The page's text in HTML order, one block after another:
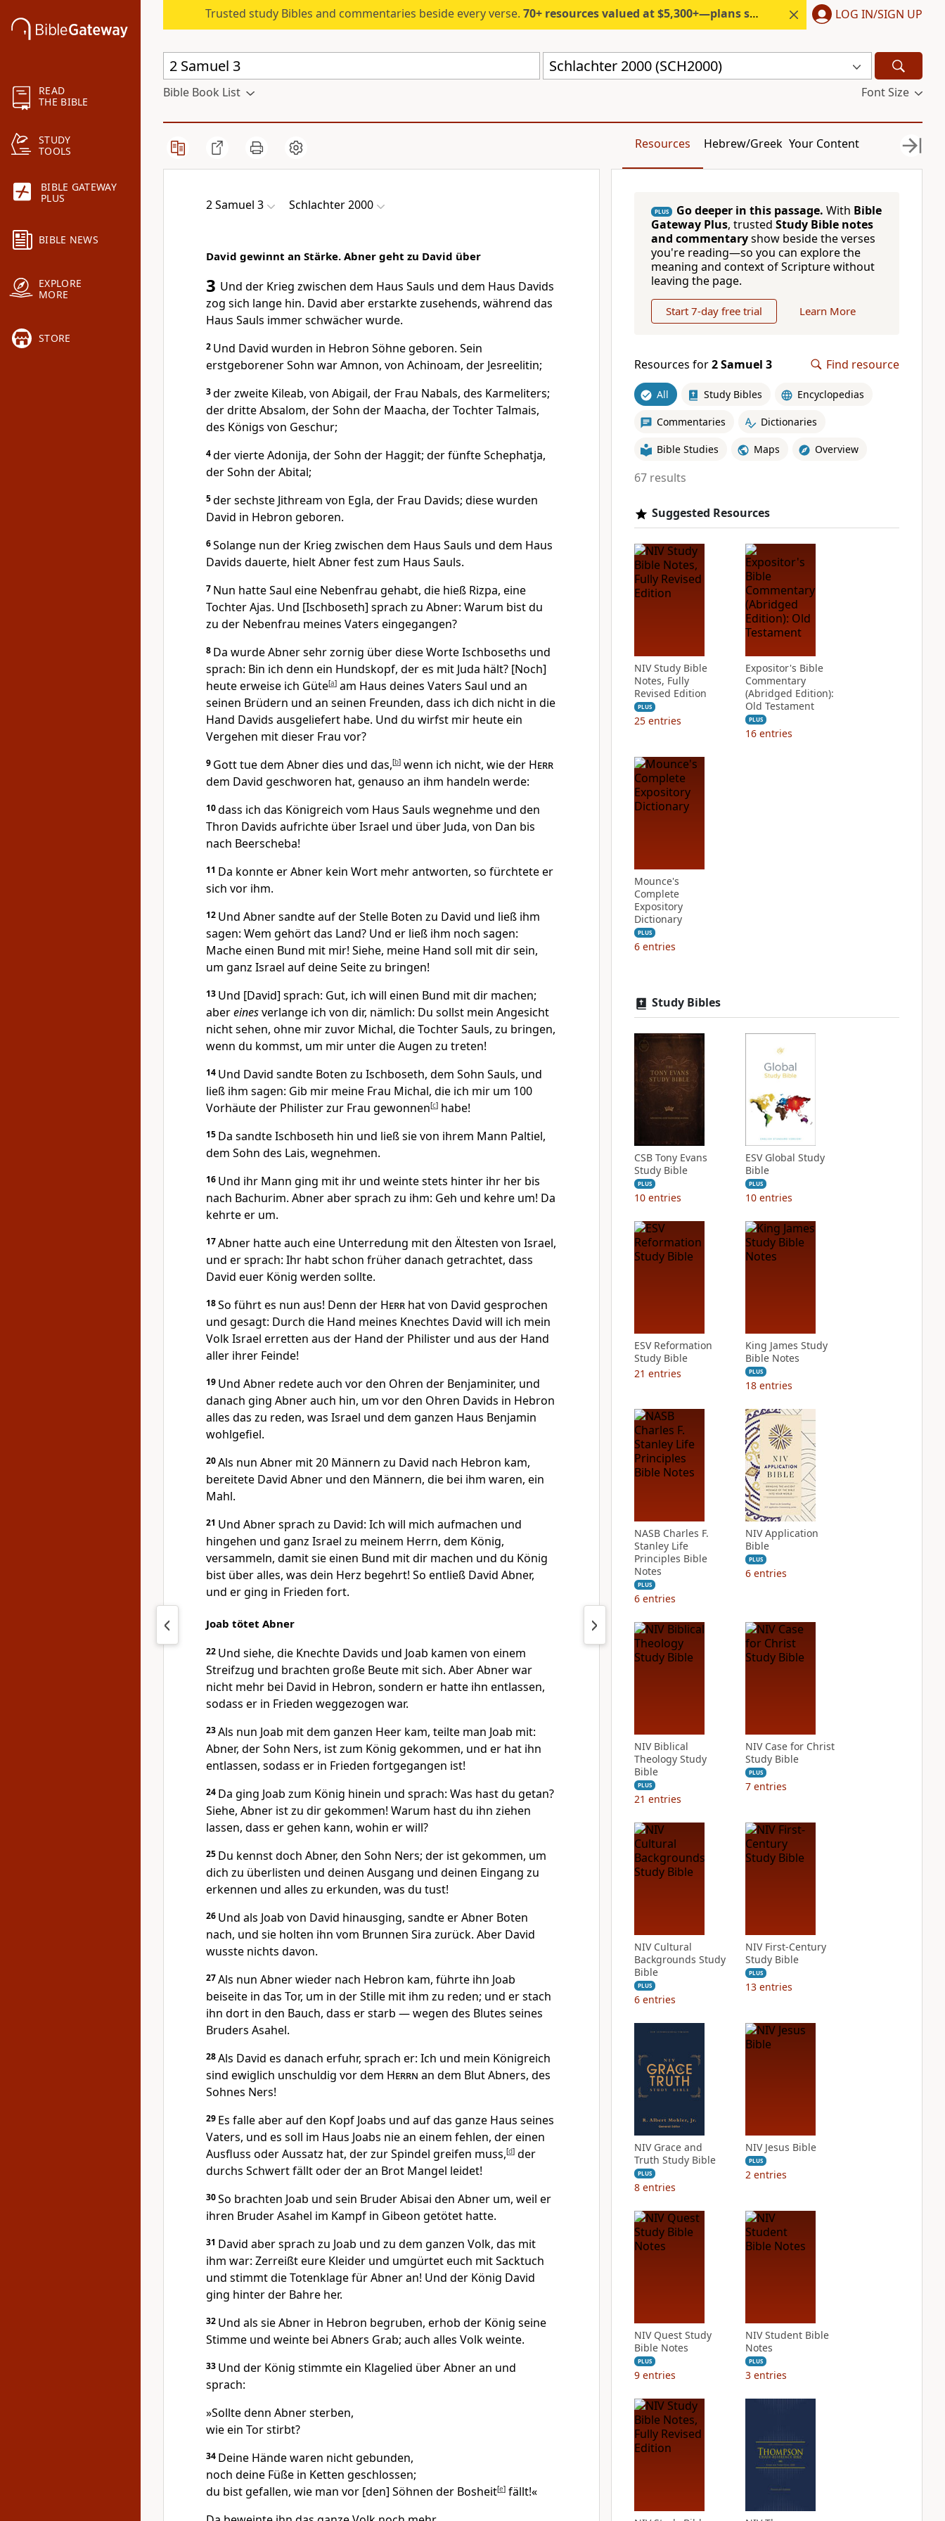
READ
THE BIBLE
STUDY
TOOLS
BIBLE GATEWAY
PLUS
BIBLE NEWS
EXPLORE
MORE
STORE
Trusted study Bibles and commentaries beside every verse. 70+ resources valued at $5,300+—plans start under $6/month. LOG IN/SIGN UP
Schlachter 2000 (SCH2000)
Bible Book List Font Size
Resources Hebrew/Greek Your Content
2 Samuel 3 Schlachter 2000
David gewinnt an Stärke. Abner geht zu David über
3 Und der Krieg zwischen dem Haus Sauls und dem Haus Davids
zog sich lange hin. David aber erstarkte zusehends, während das
Haus Sauls immer schwächer wurde.
2 Und David wurden in Hebron Söhne geboren. Sein
erstgeborener Sohn war Amnon, von Achinoam, der Jesreelitin;
3der zweite Kileab, von Abigail, der Frau Nabals, des Karmeliters;
der dritte Absalom, der Sohn der Maacha, der Tochter Talmais,
des Königs von Geschur;
4der vierte Adonija, der Sohn der Haggit; der fünfte Schephatja,
der Sohn der Abital;
5der sechste Jithream von Egla, der Frau Davids; diese wurden
David in Hebron geboren.
6Solange nun der Krieg zwischen dem Haus Sauls und dem Haus
Davids dauerte, hielt Abner fest zum Haus Sauls.
7 Nun hatte Saul eine Nebenfrau gehabt, die hieß Rizpa, eine
Tochter Ajas. Und [Ischboseth] sprach zu Abner: Warum bist du
zu der Nebenfrau meines Vaters eingegangen?
8 Da wurde Abner sehr zornig über diese Worte Ischboseths und
sprach: Bin ich denn ein Hundskopf, der es mit Juda hält? [Noch]
heute erweise ich Güte[a] am Haus deines Vaters Saul und an
seinen Brüdern und an seinen Freunden, dass ich dich nicht in die
Hand Davids ausgeliefert habe. Und du wirfst mir heute ein
Vergehen mit dieser Frau vor?
9 Gott tue dem Abner dies und das,[b] wenn ich nicht, wie der Herr
dem David geschworen hat, genauso an ihm handeln werde:
10dass ich das Königreich vom Haus Sauls wegnehme und den
Thron Davids aufrichte über Israel und über Juda, von Dan bis
nach Beerscheba!
11 Da konnte er Abner kein Wort mehr antworten, so fürchtete er
sich vor ihm.
12 Und Abner sandte auf der Stelle Boten zu David und ließ ihm
sagen: Wem gehört das Land? Und er ließ ihm noch sagen:
Mache einen Bund mit mir! Siehe, meine Hand soll mit dir sein,
um ganz Israel auf deine Seite zu bringen!
13 Und [David] sprach: Gut, ich will einen Bund mit dir machen;
abereinesverlange ich von dir, nämlich: Du sollst mein Angesicht
nicht sehen, ohne mir zuvor Michal, die Tochter Sauls, zu bringen,
wenn du kommst, um mir unter die Augen zu treten!
14 Und David sandte Boten zu Ischboseth, dem Sohn Sauls, und
ließ ihm sagen: Gib mir meine Frau Michal, die ich mir um 100
Vorhäute der Philister zur Frau gewonnen[c] habe!
15 Da sandte Ischboseth hin und ließ sie von ihrem Mann Paltiel,
dem Sohn des Lais, wegnehmen.
16 Und ihr Mann ging mit ihr und weinte stets hinter ihr her bis
nach Bachurim. Abner aber sprach zu ihm: Geh und kehre um! Da
kehrte er um.
17Abner hatte auch eine Unterredung mit den Ältesten von Israel,
und er sprach: Ihr habt schon früher danach getrachtet, dass
David euer König werden sollte.
18So führt es nun aus! Denn der Herr hat von David gesprochen
und gesagt: Durch die Hand meines Knechtes David will ich mein
Volk Israel erretten aus der Hand der Philister und aus der Hand
aller ihrer Feinde!
19 Und Abner redete auch vor den Ohren der Benjaminiter, und
danach ging Abner auch hin, um vor den Ohren Davids in Hebron
alles das zu reden, was Israel und dem ganzen Haus Benjamin
wohlgefiel.
20Als nun Abner mit 20 Männern zu David nach Hebron kam,
bereitete David Abner und den Männern, die bei ihm waren, ein
Mahl.
21 Und Abner sprach zu David: Ich will mich aufmachen und
hingehen und ganz Israel zu meinem Herrn, dem König,
versammeln, damit sie einen Bund mit dir machen und du König
bist über alles, was dein Herz begehrt! So entließ David Abner,
und er ging in Frieden fort.
Joab tötet Abner
22 Und siehe, die Knechte Davids und Joab kamen von einem
Streifzug und brachten große Beute mit sich. Aber Abner war
nicht mehr bei David in Hebron, sondern er hatte ihn entlassen,
sodass er in Frieden weggezogen war.
23Als nun Joab mit dem ganzen Heer kam, teilte man Joab mit:
Abner, der Sohn Ners, ist zum König gekommen, und er hat ihn
entlassen, sodass er in Frieden fortgegangen ist!
24 Da ging Joab zum König hinein und sprach: Was hast du getan?
Siehe, Abner ist zu dir gekommen! Warum hast du ihn ziehen
lassen, dass er gehen kann, wohin er will?
25 Du kennst doch Abner, den Sohn Ners; der ist gekommen, um
dich zu überlisten und deinen Ausgang und deinen Eingang zu
erkennen und alles zu erkunden, was du tust!
26 Und als Joab von David hinausging, sandte er Abner Boten
nach, und sie holten ihn vom Brunnen Sira zurück. Aber David
wusste nichts davon.
27Als nun Abner wieder nach Hebron kam, führte ihn Joab
beiseite in das Tor, um in der Stille mit ihm zu reden; und er stach
ihn dort in den Bauch, dass er starb — wegen des Blutes seines
Bruders Asahel.
28Als David es danach erfuhr, sprach er: Ich und mein Königreich
sind ewiglich unschuldig vor dem Herrn an dem Blut Abners, des
Sohnes Ners!
29 Es falle aber auf den Kopf Joabs und auf das ganze Haus seines
Vaters, und es soll im Haus Joabs nie an einem fehlen, der einen
Ausfluss oder Aussatz hat, der zur Spindel greifen muss,[d] der
durchs Schwert fällt oder der an Brot Mangel leidet!
30So brachten Joab und sein Bruder Abisai den Abner um, weil er
ihren Bruder Asahel im Kampf in Gibeon getötet hatte.
31 David aber sprach zu Joab und zu dem ganzen Volk, das mit
ihm war: Zerreißt eure Kleider und umgürtet euch mit Sacktuch
und stimmt die Totenklage für Abner an! Und der König David
ging hinter der Bahre her.
32 Und als sie Abner in Hebron begruben, erhob der König seine
Stimme und weinte bei Abners Grab; auch alles Volk weinte.
33 Und der König stimmte ein Klagelied über Abner an und
sprach:
»Sollte denn Abner sterben,
wie ein Tor stirbt?
34 Deine Hände waren nicht gebunden,
noch deine Füße in Ketten geschlossen;
du bist gefallen, wie man vor [den] Söhnen der Bosheit[e] fällt!«
PLUS Go deeper in this passage. With Bible
Gateway Plus, trusted Study Bible notes
and commentaryshow beside the verses
you're reading—so you can explore the
meaning and context of Scripture without
leaving the page.
Start 7-day free trial Learn More
Resources for2 Samuel 3 Find resource
All Study Bibles Encyclopedias
Commentaries Dictionaries
Bible Studies Maps Overview
67 results
Suggested Resources
NIV Study Bible
Notes, Fully
Revised Edition
PLUS
25 entries
Expositor's Bible
Commentary
(Abridged Edition):
Old Testament
PLUS
16 entries
Mounce's
Complete
Expository
Dictionary
PLUS
6 entries
Study Bibles
CSB Tony Evans
Study Bible
PLUS
10 entries
ESV Global Study
Bible
PLUS
10 entries
ESV Reformation
Study Bible
21 entries
King James Study
Bible Notes
PLUS
18 entries
NASB Charles F.
Stanley Life
Principles Bible
Notes
PLUS
6 entries
NIV Application
Bible
PLUS
6 entries
NIV Biblical
Theology Study
Bible
PLUS
21 entries
NIV Case for Christ
Study Bible
PLUS
7 entries
NIV Cultural
Backgrounds Study
Bible
PLUS
6 entries
NIV First-Century
Study Bible
PLUS
13 entries
NIV Grace and
Truth Study Bible
PLUS
8 entries
NIV Jesus Bible
PLUS
2 entries
NIV Quest Study
Bible Notes
PLUS
9 entries
NIV Student Bible
Notes
PLUS
3 entries